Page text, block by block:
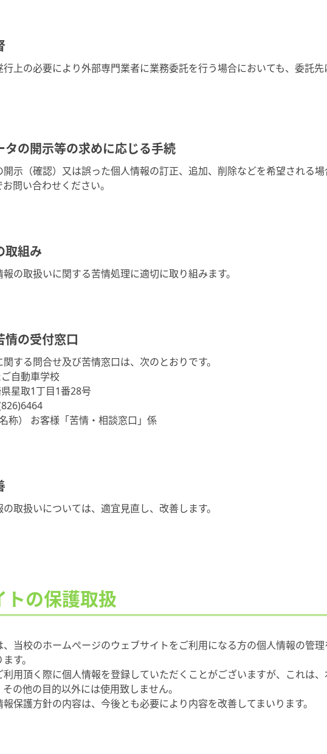
上の必要により外部専門業者に業務委託を行う場合においても、委託
タの開示等の求めに応じる手続
示（確認）又は誤った個人情報の訂正、追加、削除などを希望される
問い合わせください。
取組み
の取扱いに関する苦情処理に適切に取り組みます。
情の受付窓口
する問合せ及び苦情窓口は、次のとおりです。
ご自動車学校
県星取1丁目1番28号
名称） お客様「苦情・相談窓口」係
取扱いについては、適宜見直し、改善します。
トの保護取扱
当校のホームぺージのウェブサイトをご利用になる方の個人情報の管
す。
用頂く際に個人情報を登録していただくことがございますが、これは
の他の目的以外には使用致しません。
保護方針の内容は、今後とも必要により内容を改善してまいります。